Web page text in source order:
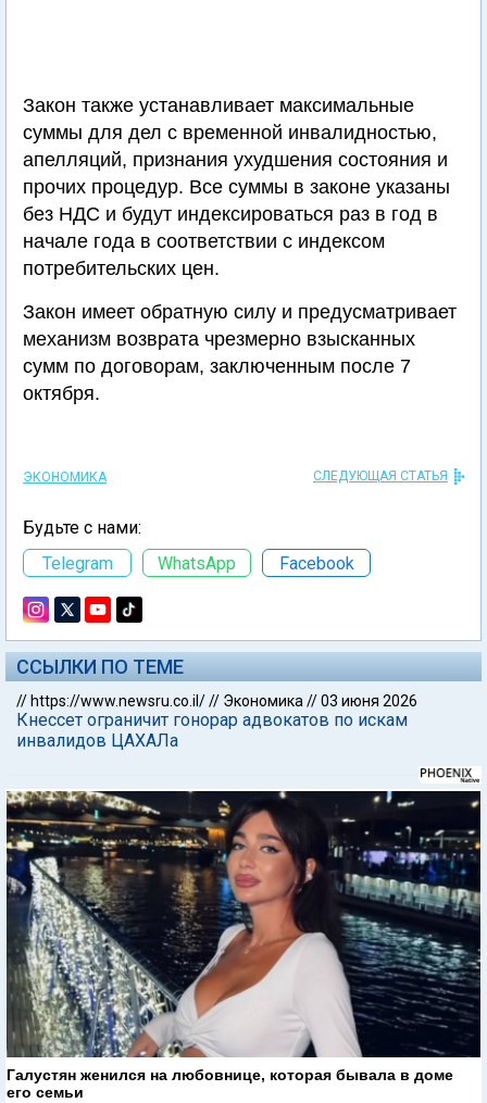
Закон также устанавливает максимальные
суммы для дел с временной инвалидностью,
апелляций, признания ухудшения состояния и
прочих процедур. Все суммы в законе указаны
без НДС и будут индексироваться раз в год в
начале года в соответствии с индексом
потребительских цен.
Закон имеет обратную силу и предусматривает
механизм возврата чрезмерно взысканных
сумм по договорам, заключенным после 7
октября.
ЭКОНОМИКА СЛЕДУЮЩАЯ СТАТЬЯ
Будьте с нами:
Telegram
WhatsApp Facebook
ССЫЛКИ ПО ТЕМЕ
// https://www.newsru.co.il/// Экономика //03 июня 2026
Кнессет ограничит гонорар адвокатов по искам
инвалидов ЦАХАЛа
Галустян женился на любовнице, которая бывала в доме
его семьи